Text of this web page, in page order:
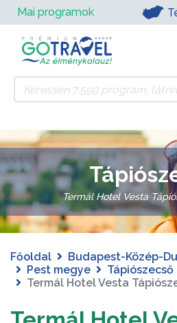
Mai programok
Termál Hotel Vesta
Főoldal
Budapest-Közép-
Pest megye
Tápiószecső
Termál Hotel Vesta